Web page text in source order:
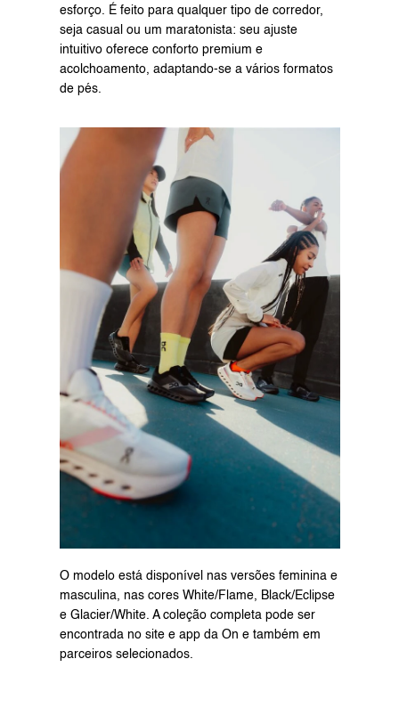
esforço. É feito para qualquer tipo de corredor,
seja casual ou um maratonista: seu ajuste
intuitivo oferece conforto premium e
acolchoamento, adaptando-se a vários formatos
de pés.
O modelo está disponível nas versões feminina e
masculina, nas cores White/Flame, Black/Eclipse
e Glacier/White. A coleção completa pode ser
encontrada no site e app da On e também em
parceiros selecionados.